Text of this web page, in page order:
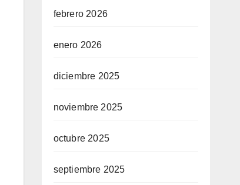
febrero 2026
enero 2026
diciembre 2025
noviembre 2025
octubre 2025
septiembre 2025